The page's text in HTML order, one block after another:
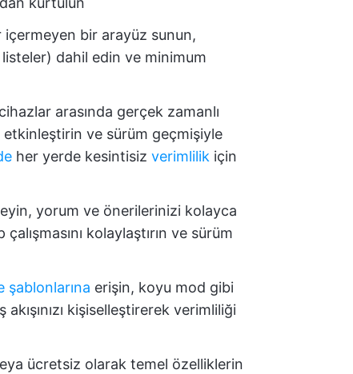
içermeyen bir arayüz sunun,
listeler) dahil edin ve minimum
arasında gerçek zamanlı
etkinleştirin ve sürüm geçmişiyle
her yerde kesintisiz verimlilik için
yorum ve önerilerinizi kolayca
kolaylaştırın ve sürüm
şablonlarına erişin, koyu mod gibi
kişiselleştirerek verimliliği
ücretsiz olarak temel özelliklerin